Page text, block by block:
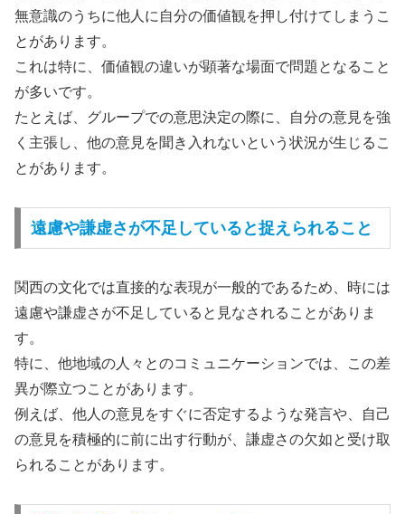
無意識のうちに他人に自分の価値観を押し付けてしまうこ
とがあります。
これは特に、価値観の違いが顕著な場面で問題となること
が多いです。
たとえば、グループでの意思決定の際に、自分の意見を強
く主張し、他の意見を聞き入れないという状況が生じるこ
とがあります。
遠慮や謙虚さが不足していると捉えられること
関西の文化では直接的な表現が一般的であるため、時には
遠慮や謙虚さが不足していると見なされることがありま
す。
特に、他地域の人々とのコミュニケーションでは、この差
異が際立つことがあります。
例えば、他人の意見をすぐに否定するような発言や、自己
の意見を積極的に前に出す行動が、謙虚さの欠如と受け取
られることがあります。